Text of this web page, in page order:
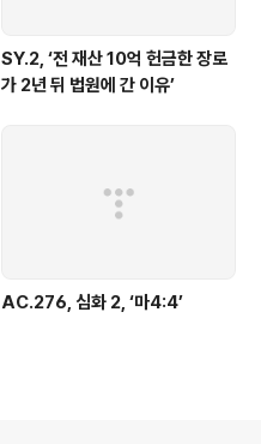
SY.2, ‘전 재산 10억 헌금한 장로
가 2년 뒤 법원에 간 이유’
AC.276, 심화 2, ‘마4:4’